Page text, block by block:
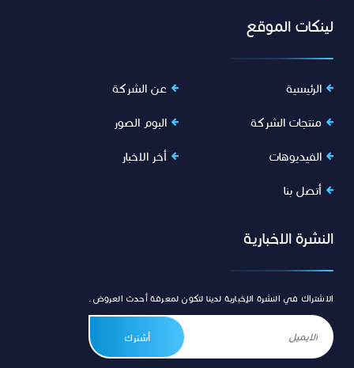
لينكات الموقع
الرئيسية عن الشركة
منتجات الشركة البوم الصور
الفيديوهات أخر الاخبار
أتصل بنا
النشرة الاخبارية
الاشتراك في النشرة الإخبارية لدينا لتكون لمعرفة أحدث العروض.